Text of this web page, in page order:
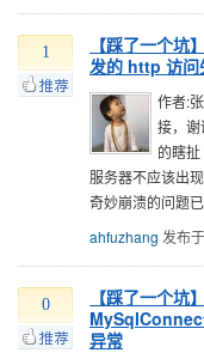
1
【踩了一个坑
发的 http 访问
作者:
接，
的瞎
服务器不应该出
奇妙崩溃的问题
ahfuzhang 发布
0
【踩了一个
异常